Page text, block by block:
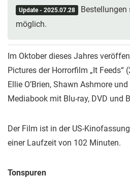
Update - 2025.07.28 Bestellungen
möglich.
Im Oktober dieses Jahres
Pictures der Horrorfilm „It Feeds“
Ellie O’Brien, Shawn Ashmore
Mediabook mit Blu-ray, DVD und
Der Film ist in der US-
einer Laufzeit von 102 Minuten.
Tonspuren